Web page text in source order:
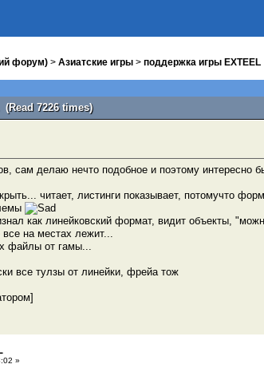
форум) > Азиатские игры > поддержка игры EXTEEL
7226 times)
сам делаю нечто подобное и поэтому интересно
читает, листинги показывает, потомучто
как линейковский формат, видит объекты,
все на местах лежит...
файлы от гамы...
все тулзы от линейки, фрейа тож
»